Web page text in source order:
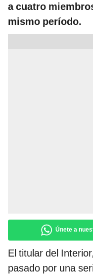
a cuatro
mismo período.
Únete a
El titular del Interior,
pasado por una